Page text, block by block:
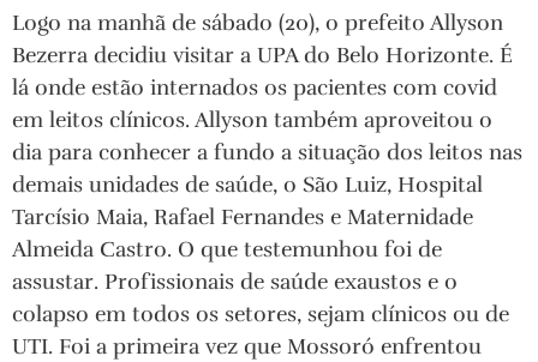
Logo na manhã de sábado (20), o prefeito Allyson
Bezerra decidiu visitar a UPA do Belo Horizonte. É
lá onde estão internados os pacientes com covid
em leitos clínicos. Allyson também aproveitou o
dia para conhecer a fundo a situação dos leitos nas
demais unidades de saúde, o São Luiz, Hospital
Tarcísio Maia, Rafael Fernandes e Maternidade
Almeida Castro. O que testemunhou foi de
assustar. Profissionais de saúde exaustos e o
colapso em todos os setores, sejam clínicos ou de
UTI. Foi a primeira vez que Mossoró enfrentou